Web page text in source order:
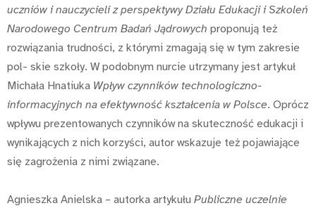
uczniów i nauczycieli z perspektywy Działu Edukacji i Szkoleń
Narodowego Centrum Badań Jądrowych proponują też
rozwiązania trudności, z którymi zmagają się w tym zakresie
pol- skie szkoły. W podobnym nurcie utrzymany jest artykuł
Michała Hnatiuka Wpływ czynników technologiczno-
informacyjnych na efektywność kształcenia w Polsce. Oprócz
wpływu prezentowanych czynników na skuteczność edukacji i
wynikających z nich korzyści, autor wskazuje też pojawiające
się zagrożenia z nimi związane.
Agnieszka Anielska – autorka artykułu Publiczne uczelnie